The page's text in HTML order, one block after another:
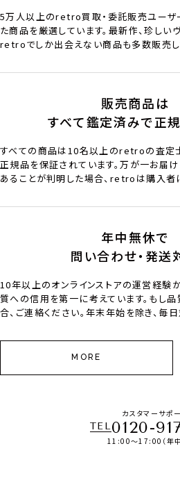
5万人以上のretro買取・委託販売ユーザ
た商品を厳選しています。最新作、珍しい
retroでしか出会えない商品も多数販売し
販売商品は
すべて鑑定済みで正
すべての商品は10名以上のretroの査定
正規品を保証されています。万が一お届
あることが判明した場合、retroは購入者
年中無休で
問い合わせ・発送
10年以上のオンラインストアの運営経験
質への信用を第一に考えています。もし
合、ご連絡ください。年末年始を除き、毎日
MORE
カスタマーサポ
TEL0120-
11:00～17:00（年中